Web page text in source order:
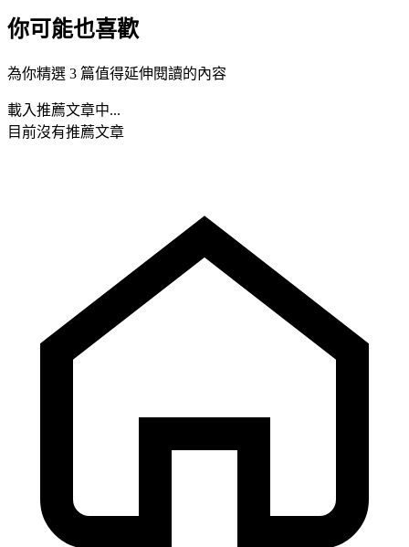
你可能也喜歡
為你精選 3 篇值得延伸閱讀的內容
載入推薦文章中...
目前沒有推薦文章